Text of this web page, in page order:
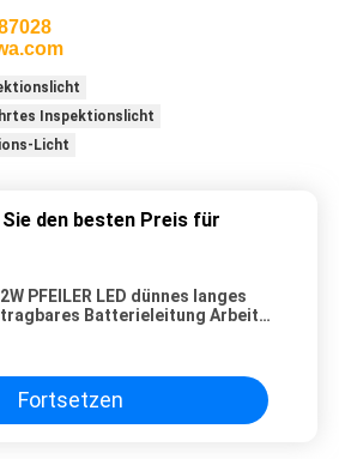
Inspektionslicht
Licht
den besten Preis für
2W PFEILER LED dünnes langes
tragbares Batterieleitung Arbeits-
Fortsetzen